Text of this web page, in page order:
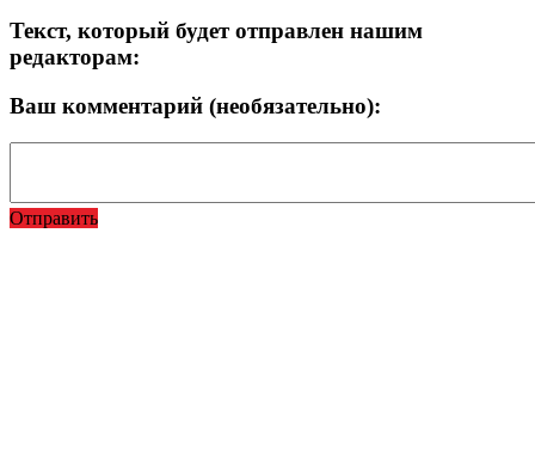
Текст, который будет отправлен нашим
редакторам:
Ваш комментарий (необязательно):
Отправить